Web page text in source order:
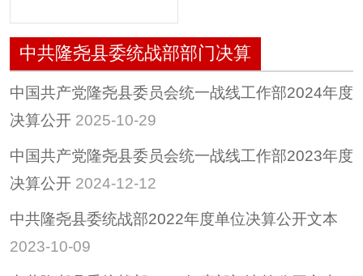
建议提案
惠民惠农财政补贴专
重大决策
其他
中共隆尧县委统战部部门决算
中国共产党隆尧县委员会统一战线工作部2024年度
决算公开 2025-10-29
中国共产党隆尧县委员会统一战线工作部2023年度
决算公开 2024-12-12
中共隆尧县委统战部2022年度单位决算公开文本
2023-10-09